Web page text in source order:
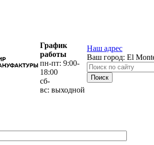
График
работы
пн-пт: 9:00-
18:00
сб-
вс: выходной
Наш адрес
Ваш город: El